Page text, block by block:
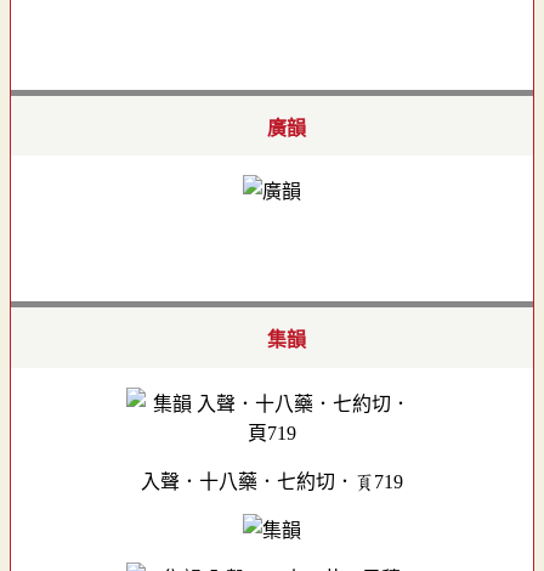
廣韻
集韻
入聲．十八藥．七約切．頁719